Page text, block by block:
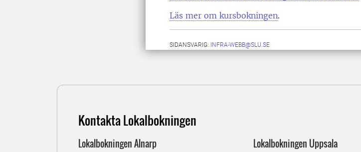
Läs mer om kursbokningen.
SIDANSVARIG: INFRA-WEBB@SLU.SE
Kontakta Lokalbokningen
Lokalbokningen Alnarp Lokalbokningen Uppsala